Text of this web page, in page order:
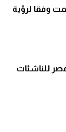
وفقا لرؤية
للناشئات